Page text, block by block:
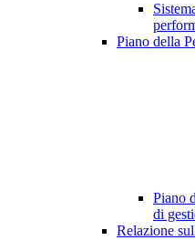
Piano della
Piano
di
Relazione